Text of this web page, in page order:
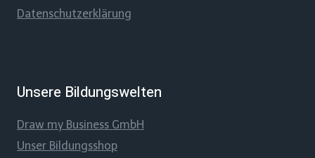
Datenschutzerklärung
Unsere Bildungswelten
Draw my Business GmbH
Unser Bildungsshop